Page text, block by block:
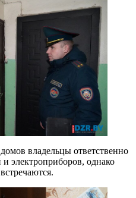
владельцы ответственно
электроприборов, однако